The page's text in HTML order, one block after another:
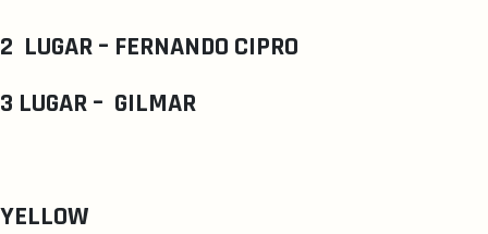
2 LUGAR – FERNANDO CIPRO
3 LUGAR – GILMAR
YELLOW